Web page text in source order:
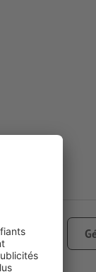
TVA incl.
91,49